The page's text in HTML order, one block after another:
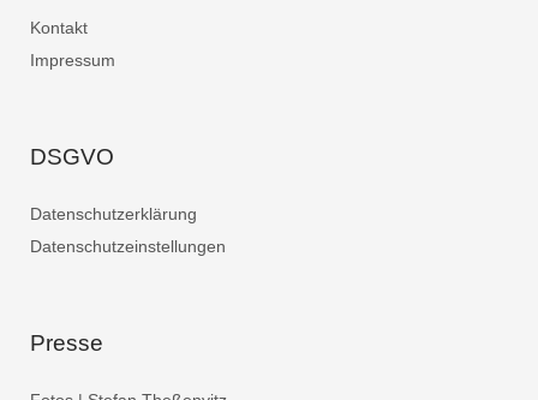
Kontakt
Impressum
DSGVO
Datenschutzerklärung
Datenschutzeinstellungen
Presse